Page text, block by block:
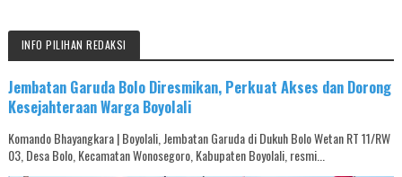
INFO PILIHAN REDAKSI
Jembatan Garuda Bolo Diresmikan, Perkuat Akses dan Dorong
Kesejahteraan Warga Boyolali
Komando Bhayangkara | Boyolali, Jembatan Garuda di Dukuh Bolo Wetan RT 11/RW
03, Desa Bolo, Kecamatan Wonosegoro, Kabupaten Boyolali, resmi...